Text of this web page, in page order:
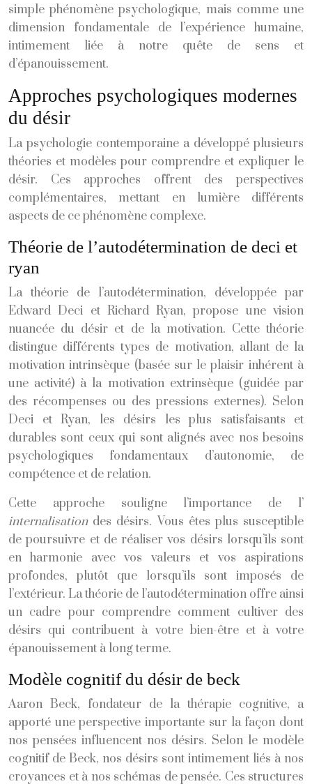
simple phénomène psychologique, mais comme une
dimension fondamentale de l’expérience humaine,
intimement liée à notre quête de sens et
d’épanouissement.
Approches psychologiques modernes
du désir
La psychologie contemporaine a développé plusieurs
théories et modèles pour comprendre et expliquer le
désir. Ces approches offrent des perspectives
complémentaires, mettant en lumière différents
aspects de ce phénomène complexe.
Théorie de l’autodétermination de deci et
ryan
La théorie de l’autodétermination, développée par
Edward Deci et Richard Ryan, propose une vision
nuancée du désir et de la motivation. Cette théorie
distingue différents types de motivation, allant de la
motivation intrinsèque (basée sur le plaisir inhérent à
une activité) à la motivation extrinsèque (guidée par
des récompenses ou des pressions externes). Selon
Deci et Ryan, les désirs les plus satisfaisants et
durables sont ceux qui sont alignés avec nos besoins
psychologiques fondamentaux d’autonomie, de
compétence et de relation.
Cette approche souligne l’importance de l’
internalisation des désirs. Vous êtes plus susceptible
de poursuivre et de réaliser vos désirs lorsqu’ils sont
en harmonie avec vos valeurs et vos aspirations
profondes, plutôt que lorsqu’ils sont imposés de
l’extérieur. La théorie de l’autodétermination offre ainsi
un cadre pour comprendre comment cultiver des
désirs qui contribuent à votre bien-être et à votre
épanouissement à long terme.
Modèle cognitif du désir de beck
Aaron Beck, fondateur de la thérapie cognitive, a
apporté une perspective importante sur la façon dont
nos pensées influencent nos désirs. Selon le modèle
cognitif de Beck, nos désirs sont intimement liés à nos
croyances et à nos schémas de pensée. Ces structures